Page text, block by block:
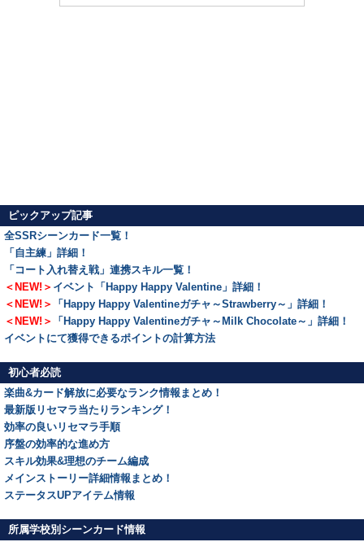
ピックアップ記事
全SSRシーンカード一覧！
「自主練」詳細！
「コート入れ替え戦」連携スキル一覧！
＜NEW!＞ イベント「Happy Happy Valentine」詳細！
＜NEW!＞
「Happy Happy Valentineガチャ～Strawberry～」詳細！
＜NEW!＞
「Happy Happy Valentineガチャ～Milk Chocolate～」詳細！
イベントにて獲得できるポイントの計算方法
初心者必読
楽曲&カード解放に必要なランク情報まとめ！
最新版リセマラ当たりランキング！
効率の良いリセマラ手順
序盤の効率的な進め方
スキル効果&理想のチーム編成
メインストーリー詳細情報まとめ！
ステータスUPアイテム情報
所属学校別シーンカード情報